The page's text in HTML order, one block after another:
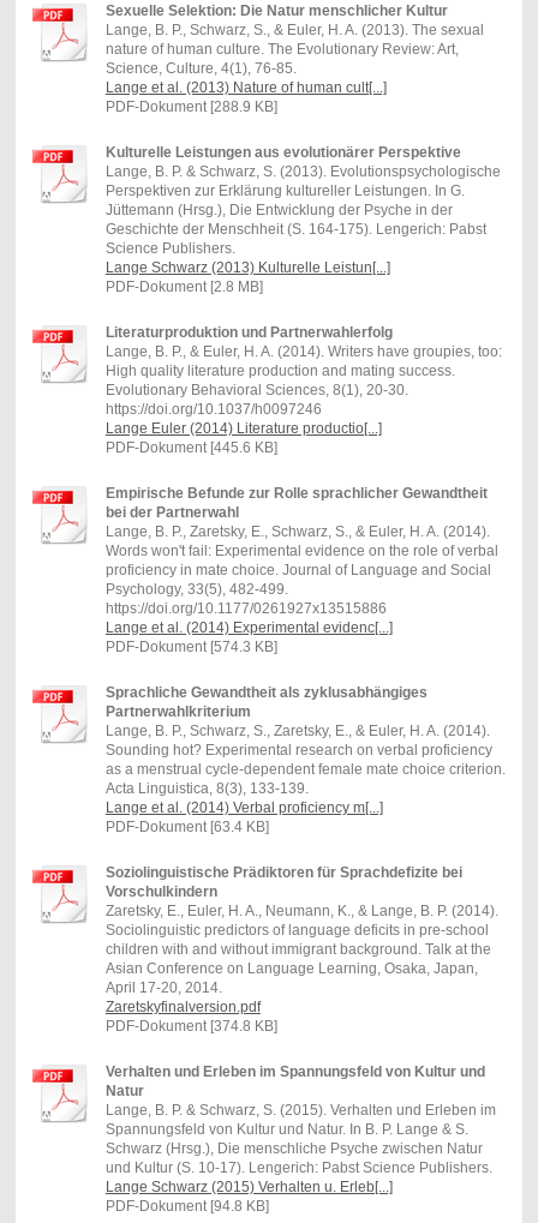
Sexuelle Selektion: Die Natur menschlicher Kultur
Lange, B. P., Schwarz, S., & Euler, H. A. (2013). The sexual
nature of human culture. The Evolutionary Review: Art,
Science, Culture, 4(1), 76-85.
Lange et al. (2013) Nature of human cult[...]
PDF-Dokument [288.9 KB]
Kulturelle Leistungen aus evolutionärer Perspektive
Lange, B. P. & Schwarz, S. (2013). Evolutionspsychologische
Perspektiven zur Erklärung kultureller Leistungen . In G.
Jüttemann (Hrsg.), Die Entwicklung der Psyche in der
Geschichte der Menschheit (S. 164-175). Lengerich: Pabst
Science Publishers.
Lange Schwarz (2013) Kulturelle Leistun[...]
PDF-Dokument [2.8 MB]
Literaturproduktion und Partnerwahlerfolg
Lange, B. P., & Euler, H. A. (2014). Writers have groupies, too:
High quality literature production and mating success.
Evolutionary Behavioral Sciences, 8(1), 20-30.
https://doi.org/10.1037/h0097246
Lange Euler (2014) Literature productio[...]
PDF-Dokument [445.6 KB]
Empirische Befunde zur Rolle sprachlicher Gewandtheit
bei der Partnerwahl
Lange, B. P., Zaretsky, E., Schwarz, S., & Euler, H. A. (2014).
Words won't fail: Experimental evidence on the role of verbal
proficiency in mate choice. Journal of Language and Social
Psychology, 33(5), 482-499.
https://doi.org/10.1177/0261927x13515886
Lange et al. (2014) Experimental evidenc[...]
PDF-Dokument [574.3 KB]
Sprachliche Gewandtheit als zyklusabhängiges
Partnerwahlkriterium
Lange, B. P., Schwarz, S., Zaretsky, E., & Euler, H. A. (2014).
Sounding hot? Experimental research on verbal proficiency
as a menstrual cycle-dependent female mate choice criterion.
Acta Linguistica, 8(3), 133-139.
Lange et al. (2014) Verbal proficiency m[...]
PDF-Dokument [63.4 KB]
Soziolinguistische Prädiktoren für Sprachdefizite bei
Vorschulkindern
Zaretsky, E., Euler, H. A., Neumann, K., & Lange, B. P. (2014).
Sociolinguistic predictors of language deficits in pre-school
children with and without immigrant background. Talk at the
Asian Conference on Language Learning, Osaka, Japan,
April 17-20, 2014.
Zaretskyfinalversion.pdf
PDF-Dokument [374.8 KB]
Verhalten und Erleben im Spannungsfeld von Kultur und
Natur
Lange, B. P. & Schwarz, S. (2015). Verhalten und Erleben im
Spannungsfeld von Kultur und Natur. In B. P. Lange & S.
Schwarz (Hrsg.), Die menschliche Psyche zwischen Natur
und Kultur (S. 10-17). Lengerich: Pabst Science Publishers.
Lange Schwarz (2015) Verhalten u. Erleb[...]
PDF-Dokument [94.8 KB]